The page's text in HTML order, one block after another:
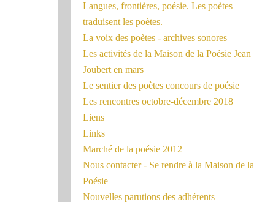
Langues, frontières, poésie. Les poètes
traduisent les poètes.
La voix des poètes - archives sonores
Les activités de la Maison de la Poésie Jean
Joubert en mars
Le sentier des poètes concours de poésie
Les rencontres octobre-décembre 2018
Liens
Links
Marché de la poésie 2012
Nous contacter - Se rendre à la Maison de la
Poésie
Nouvelles parutions des adhérents